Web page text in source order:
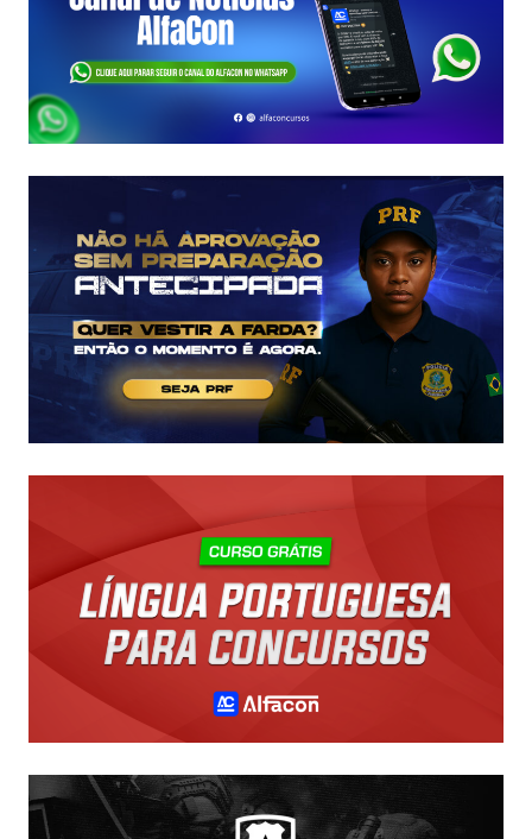
É
ASSINADO
E
EDITAL
SALÁRIOS
A
R$
43
MIL!